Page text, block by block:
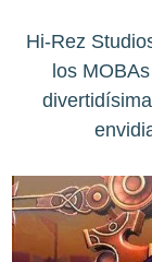
Hi-Rez
los